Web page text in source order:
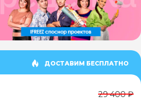
ДОСТАВИМ БЕСПЛАТНО
29 400 ₽